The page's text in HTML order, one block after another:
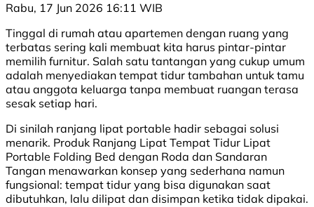
Rabu, 17 Jun 2026 16:11 WIB
Tinggal di rumah atau apartemen dengan ruang yang
terbatas sering kali membuat kita harus pintar-pintar
memilih furnitur. Salah satu tantangan yang cukup umum
adalah menyediakan tempat tidur tambahan untuk tamu
atau anggota keluarga tanpa membuat ruangan terasa
sesak setiap hari.
Di sinilah ranjang lipat portable hadir sebagai solusi
menarik. Produk Ranjang Lipat Tempat Tidur Lipat
Portable Folding Bed dengan Roda dan Sandaran
Tangan menawarkan konsep yang sederhana namun
fungsional: tempat tidur yang bisa digunakan saat
dibutuhkan, lalu dilipat dan disimpan ketika tidak dipakai.